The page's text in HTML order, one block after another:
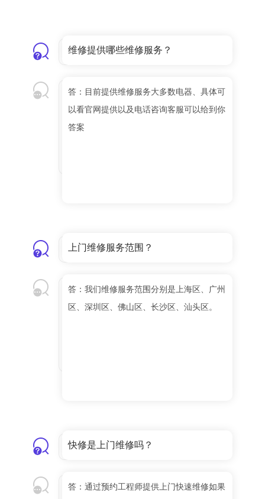
维修提供哪些维修服务？
答：目前提供维修服务大多数电器、具体可
以看官网提供以及电话咨询客服可以给到你
答案
上门维修服务范围？
答：我们维修服务范围分别是上海区、广州
区、深圳区、佛山区、长沙区、汕头区。
快修是上门维修吗？
答：通过预约工程师提供上门快速维修如果